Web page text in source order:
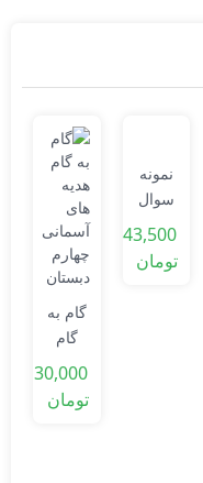
نمونه
سوال
نوبت
دوم
هدیه
43,500
تومان
گام به
گام
هدیه
های
آسمانی
30,000
تومان